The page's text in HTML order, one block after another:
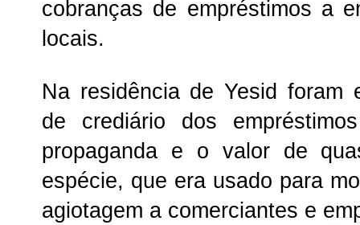
cobranças de empréstimos a
locais.
Na residência de Yesid foram
de crediário dos
propaganda e o valor de
espécie, que era usado para
agiotagem a comerciantes e